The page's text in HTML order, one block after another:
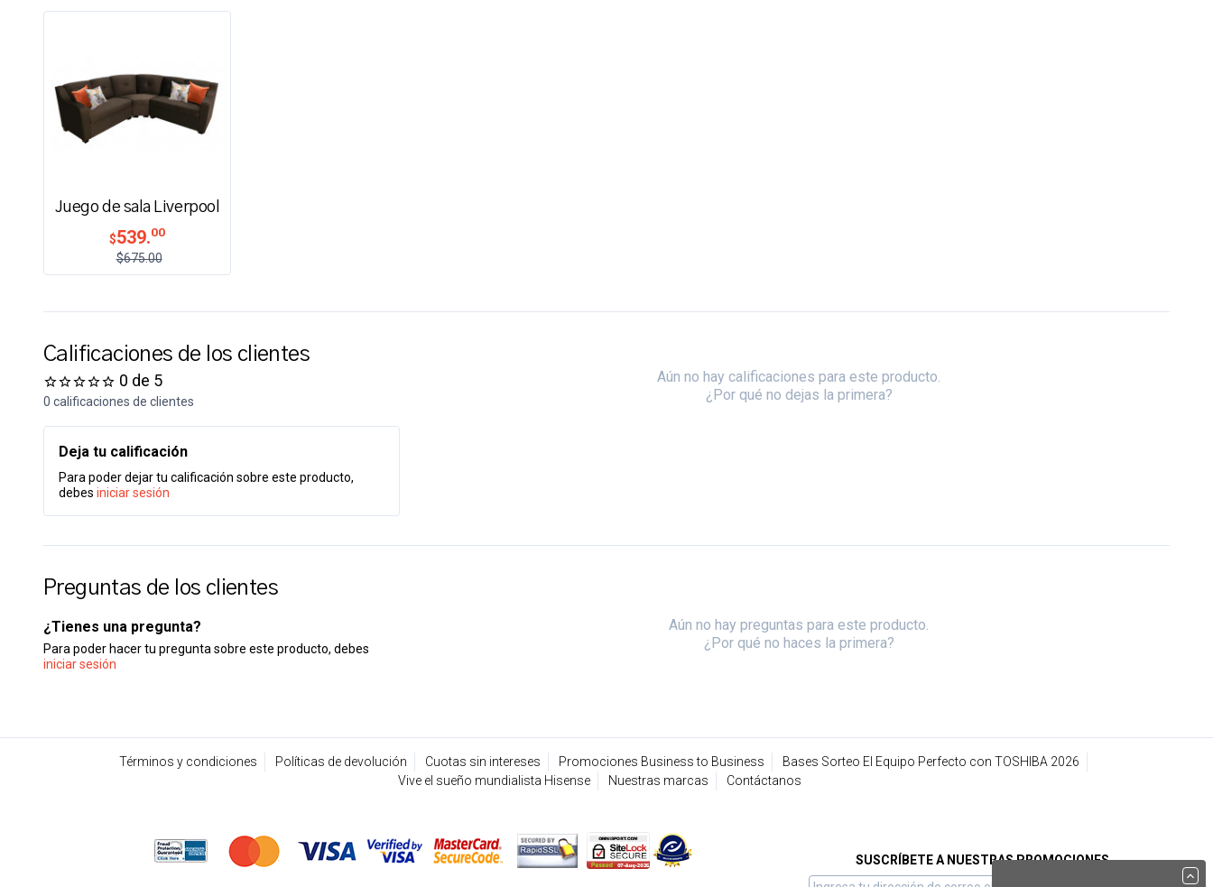
Juego de sala Liverpool
$539.00
$675.00
Calificaciones de los clientes
0 de 5
0 calificaciones de clientes
Deja tu calificación
Para poder dejar tu calificación sobre este producto,
debes iniciar sesión
Aún no hay calificaciones para este producto.
¿Por qué no dejas la primera?
Preguntas de los clientes
¿Tienes una pregunta?
Para poder hacer tu pregunta sobre este producto, debes
iniciar sesión
Aún no hay preguntas para este producto.
¿Por qué no haces la primera?
Términos y condiciones Políticas de devolución Cuotas sin intereses Promociones Business to Business
Bases Sorteo El Equipo Perfecto con TOSHIBA 2026
Vive el sueño mundialista Hisense
Nuestras marcas Contáctanos
SUSCRÍBETE A NUESTRAS PROMOCIONES